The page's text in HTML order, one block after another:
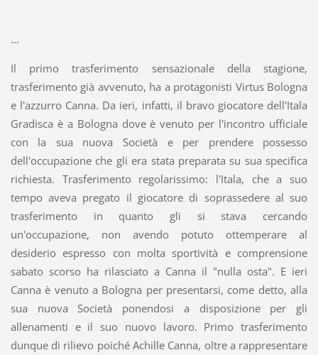
...
Il primo trasferimento sensazionale della stagione,
trasferimento già avvenuto, ha a protagonisti Virtus Bologna
e l'azzurro Canna. Da ieri, infatti, il bravo giocatore dell'Itala
Gradisca è a Bologna dove è venuto per l'incontro ufficiale
con la sua nuova Società e per prendere possesso
dell'occupazione che gli era stata preparata su sua specifica
richiesta. Trasferimento regolarissimo: l'Itala, che a suo
tempo aveva pregato il giocatore di soprassedere al suo
trasferimento in quanto gli si stava cercando
un'occupazione, non avendo potuto ottemperare al
desiderio espresso con molta sportività e comprensione
sabato scorso ha rilasciato a Canna il "nulla osta". E ieri
Canna è venuto a Bologna per presentarsi, come detto, alla
sua nuova Società ponendosi a disposizione per gli
allenamenti e il suo nuovo lavoro. Primo trasferimento
dunque di rilievo poiché Achille Canna, oltre a rappresentare